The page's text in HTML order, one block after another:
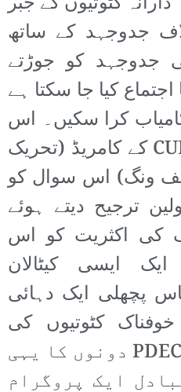
جدوجہد کے ساتھ
جدوجہد کو جوڑتے
کیا جا سکتا ہے
کرا سکیں۔ اس
کا مطلب یہ ہے کہ CUP کے کامریڈ (تحریک
ونگ) اس سوال کو
ترجیح دیتے ہوئے
کی اکثریت کو اس
ایسی کیٹالان
پچھلی ایک دہائی
کٹوتیوں کی
پالیسیوں (PP اور PDECAT دونوں کا یہی
ایک پروگرام